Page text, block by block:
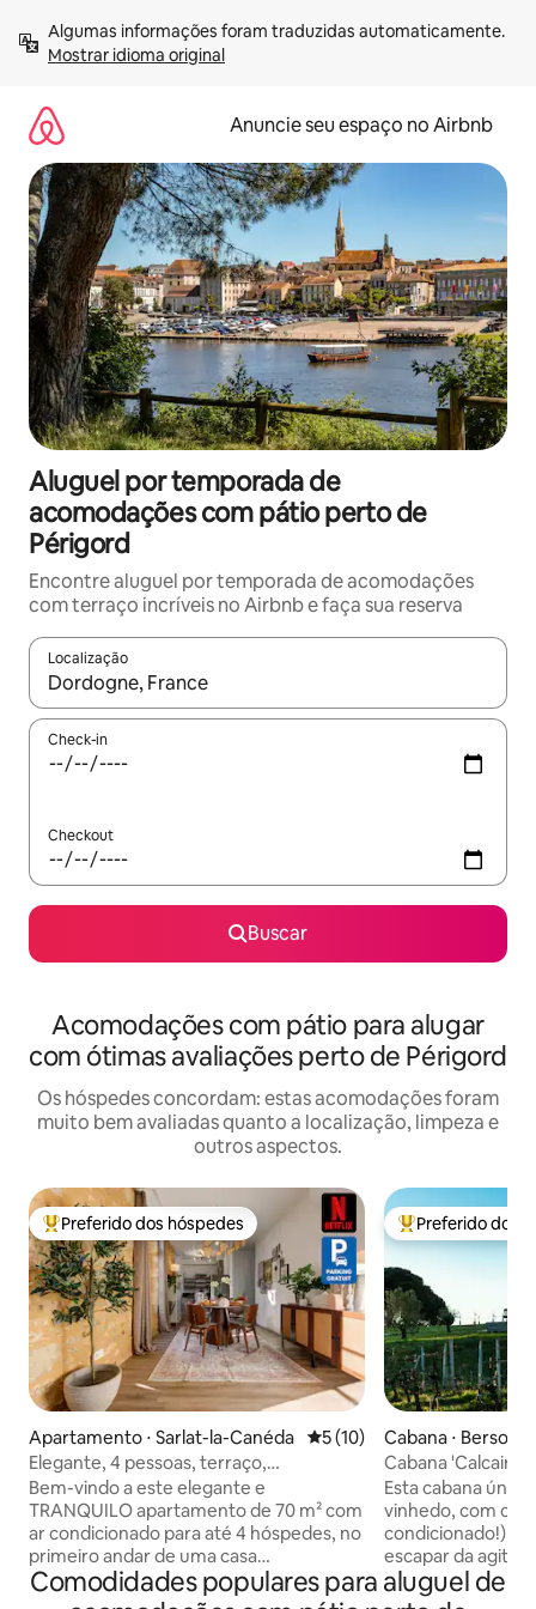
para
Mostrar idioma original
Anuncie seu espaço no Airbnb
Aluguel por temporada de
acomodações com pátio perto de
Périgord
Encontre aluguel por temporada de acomodações
com terraço incríveis no Airbnb e faça sua reserva
Localização
Quando os resultados estiverem disponíveis, explore-os
Check-in
Checkout
Buscar
Acomodações com pátio para alugar
com ótimas avaliações perto de Périgord
Os hóspedes concordam: estas acomodações foram
muito bem avaliadas quanto a localização, limpeza e
outros aspectos.
Entre os melhores preferidos dos hóspedes
Preferido dos hóspedes
Apartamento ⋅ Sarlat-la-Canéda 5 de uma avaliação média
5 (10)
Elegante, 4 pessoas, terraço,
estacionamento, coração de Sarlat
Bem-vindo a este elegante e
TRANQUILO apartamento de 70 m² com
ar condicionado para até 4 hóspedes, no
primeiro andar de uma casa
encantadora a poucos passos do centro
histórico de Sarlat. Recentemente
Entre os
Preferido dos
Cabana ⋅ Berson
Cabana 'Calcaire'
condicionado
Esta cabana
vinhedo, com
condicionado!), é
escapar da
Relaxe e
refúgio privativo
Comodidades populares para aluguel de